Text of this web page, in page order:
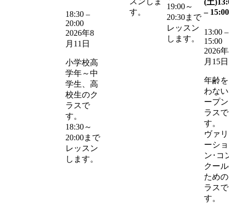
18:30 –
20:00
2026年8
月11日
小学校高
学年～中
学生、高
校生のク
ラスで
す。
18:30～
20:00まで
レッスン
します。
す。
19:00～
20:30まで
レッスン
します。
(土)
– 15:00
13:00 –
15:00
2026
月15日
年齢
わな
ープ
ラスで
す。
ヴァ
ーショ
ン･コ
クー
ため
ラスで
す。